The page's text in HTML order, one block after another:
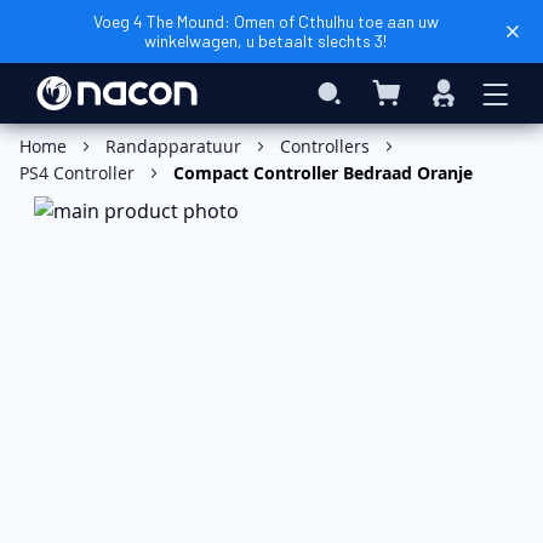
Voeg 4 The Mound: Omen of Cthulhu toe aan uw
winkelwagen, u betaalt slechts 3!
Search Winkelwagen
Inloggen
In Winkelwagen
Home Randapparatuur
Controllers
PS4 Controller
Compact Controller Bedraad Oranje
Ga